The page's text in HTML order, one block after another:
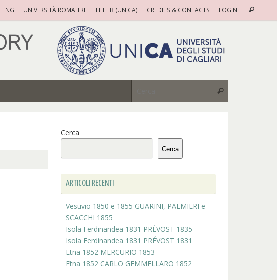
ENG UNIVERSITÀ ROMA TRE LETLIB (UNICA) CREDITS & CONTACTS LOGIN Cerca
Cerca
Cerca
Cerca
ARTICOLI RECENTI
Vesuvio 1850 e 1855 GUARINI, PALMIERI e
SCACCHI 1855
Isola Ferdinandea 1831 PRÉVOST 1835
Isola Ferdinandea 1831 PRÉVOST 1831
Etna 1852 MERCURIO 1853
Etna 1852 CARLO GEMMELLARO 1852